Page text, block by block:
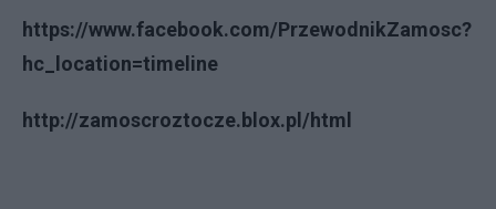
https://www.facebook.com/PrzewodnikZamosc?
hc_location=timeline
http://zamoscroztocze.blox.pl/html